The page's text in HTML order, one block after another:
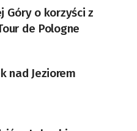
Góry o korzyści z
de Pologne
nad Jeziorem